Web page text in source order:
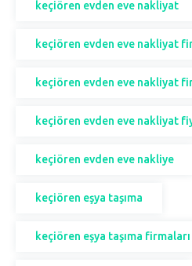
keçiören evden eve nakliyat
keçiören evden eve nakliyat
keçiören evden eve nakliyat
keçiören evden eve nakliyat
keçiören evden eve nakliye
keçiören eşya taşıma
keçiören eşya taşıma firmaları